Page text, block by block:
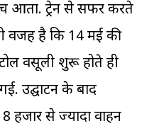
आता. ट्रेन से सफर करते
वजह है कि 14 मई की
टोल वसूली शुरू होते ही
उद्घाटन के बाद
हजार से ज्यादा वाहन